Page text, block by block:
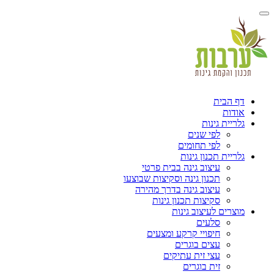
גינות
לפי שנים
לפי תחומים
תכנון גינות
עיצוב גינה בבית פרטי
תכנון גינה וסקיצות שבוצעו
עיצוב גינה בדרך מהירה
סקיצות תכנון גינות
לעיצוב גינות
חיפויי קרקע ומצעים
עצים בוגרים
עצי זית עתיקים
זית בוגרים